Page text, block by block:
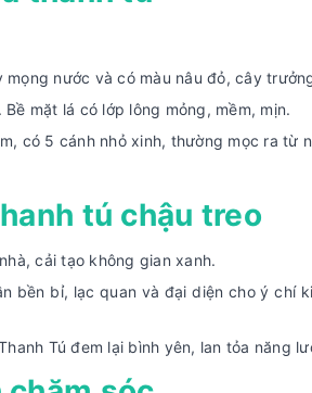
mọng nước và có màu nâu đỏ, cây
mặt lá có lớp lông mỏng, mềm, mịn.
có 5 cánh nhỏ xinh, thường mọc ra từ
tú chậu treo
cải tạo không gian xanh.
bền bỉ, lạc quan và đại diện cho ý chí
Tú đem lại bình yên, lan tỏa năng